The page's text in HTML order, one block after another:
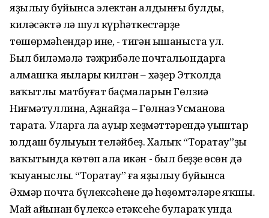
яҙылыу буйынса электән алдынғы булды,
киләсәктә лә шул күрһәткестәрҙе
төшөрмәһендәр ине, - тигән ышаныста ул.
Был биләмәлә тәжрибәле почтальондарға
алмашҡа яңылары килгән – хәҙер Этҡолда
ваҡытлы матбуғат баҫмаларын Гөлзиә
Ниғмәтуллина, Аҙнайҙа – Гөлназ Усманова
тарата. Уларға ла ауыр хеҙмәттәрендә уңыштар
юлдаш булыуын теләйбеҙ. Халыҡ “Торатау”ҙы
ваҡытында көтөп ала икән - был беҙҙең өсөн дә
ҡыуаныслы. “Торатау” ға яҙылыу буйынса
Әхмәр почта бүлексәһенең дә һөҙөмтәләре яҡшы.
Май айынан бүлексә етәксеһе булараҡ унда